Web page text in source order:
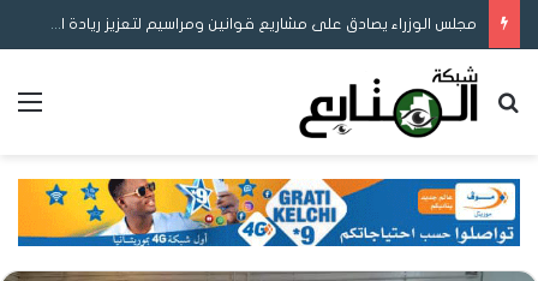
مجلس الوزراء يصادق على مشاريع قوانين ومراسيم لتعزيز ريادة الأعمال والمحتوى المحلي وإصلاح التوثيق والتعليم
بحث عن